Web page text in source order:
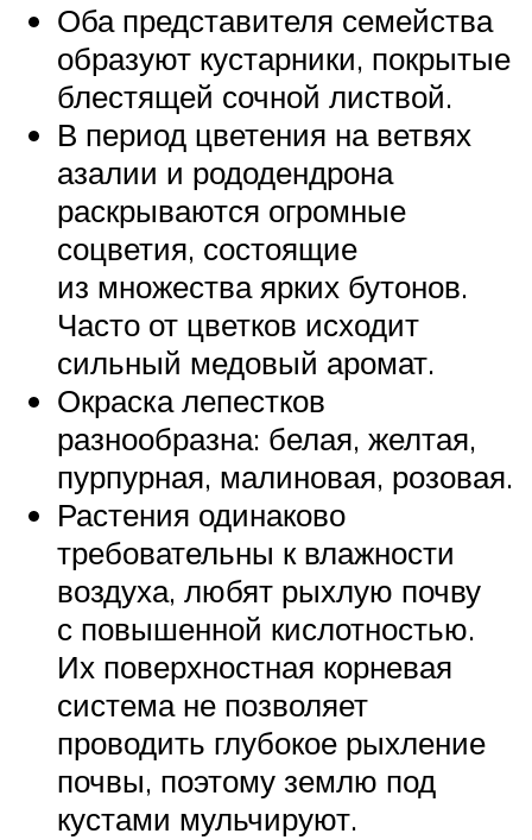
Оба представителя семейства
образуют кустарники, покрытые
блестящей сочной листвой.
В период цветения на ветвях
азалии и рододендрона
раскрываются огромные
соцветия, состоящие
из множества ярких бутонов.
Часто от цветков исходит
сильный медовый аромат.
Окраска лепестков
разнообразна: белая, желтая,
пурпурная, малиновая, розовая.
Растения одинаково
требовательны к влажности
воздуха, любят рыхлую почву
с повышенной кислотностью.
Их поверхностная корневая
система не позволяет
проводить глубокое рыхление
почвы, поэтому землю под
кустами мульчируют.